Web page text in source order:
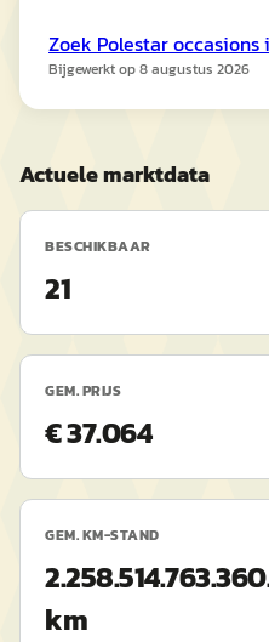
Zoek Polestaroccasions
Bijgewerkt op8 augustus 2026
Actuele marktdata
BESCHIKBAAR
21
GEM. PRIJS
€ 37.064
GEM. KM-STAND
km